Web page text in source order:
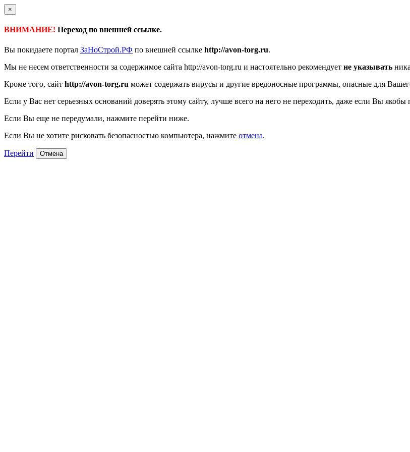
×
ВНИМАНИЕ! Переход по внешней ссылке.
Вы покидаете портал ЗаНоСтрой.РФ по внешней ссылке http://avon-torg.ru.
Мы не несем ответственности за содержимое сайта http://avon-torg.ru и настоятельно рекомендует не указывать
Кроме того, сайт http://avon-torg.ru может содержать вирусы и другие вредоносные программы, опасные для
Если у Вас нет серьезных оснований доверять этому сайту, лучше всего на него не переходить, даже если Вы
Если Вы еще не передумали, нажмите перейти ниже.
Если Вы не хотите рисковать безопасностью компьютера, нажмите отмена.
Перейти Отмена